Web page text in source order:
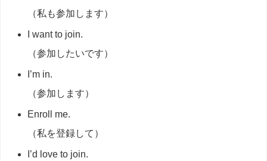
（私も参加します）
I want to join.
（参加したいです）
I’m in.
（参加します）
Enroll me.
（私を登録して）
I’d love to join.